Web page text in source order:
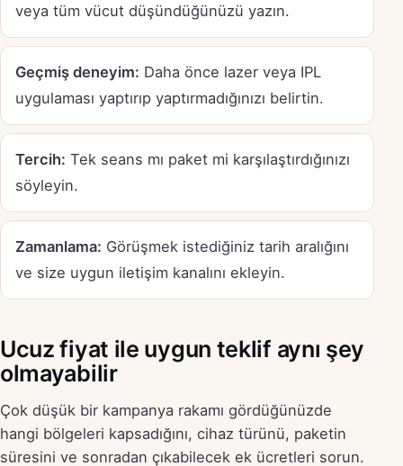
veya tüm vücut düşündüğünüzü yazın.
Geçmiş deneyim: Daha önce lazer veya IPL
uygulaması yaptırıp yaptırmadığınızı belirtin.
Tercih: Tek seans mı paket mi karşılaştırdığınızı
söyleyin.
Zamanlama: Görüşmek istediğiniz tarih aralığını
ve size uygun iletişim kanalını ekleyin.
Ucuz fiyat ile uygun teklif aynı şey
olmayabilir
Çok düşük bir kampanya rakamı gördüğünüzde
hangi bölgeleri kapsadığını, cihaz türünü, paketin
süresini ve sonradan çıkabilecek ek ücretleri sorun.